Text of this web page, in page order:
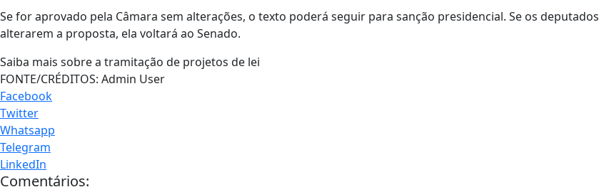
Se for aprovado pela Câmara sem alterações, o texto poderá seguir para sanção presidencial. Se os deputados
alterarem a proposta, ela voltará ao Senado.
Saiba mais sobre a tramitação de projetos de lei
FONTE/CRÉDITOS: Admin User
Facebook
Twitter
Whatsapp
Telegram
LinkedIn
Comentários: